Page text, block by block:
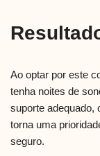
Ao optar por este
tenha noites de
suporte adequado,
torna uma
seguro.